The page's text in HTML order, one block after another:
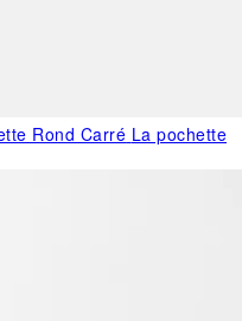
La pochette